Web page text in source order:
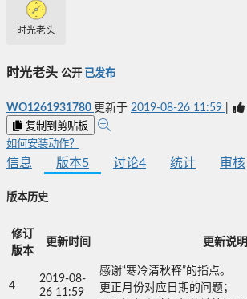
时光老头
时光老头 公开 已发布
WO1261931780 更新于 2019-08-26 11:59
复制到剪贴板
如何安装动作？
信息 版本5 讨论4 统计 审核
版本历史
修订
版本
更新时间 更新说明
4
2019-08-
26 11:59
感谢“寒冷清秋释”的指点。
更正月份对应日期的问题；